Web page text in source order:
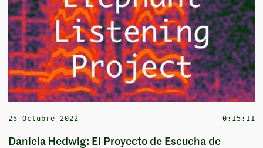
25 Octubre 2022 0:15:11
Daniela Hedwig: El Proyecto de Escucha de